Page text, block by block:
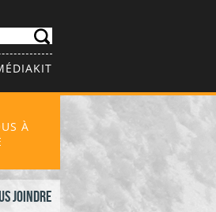
joindre
À